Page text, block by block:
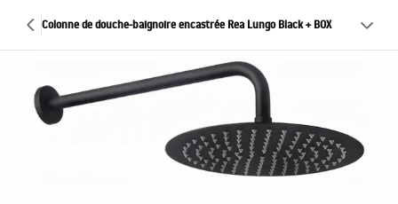
Colonne de douche-baignoire encastrée Rea Lungo Black + BOX